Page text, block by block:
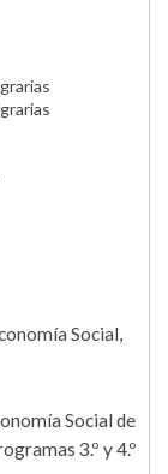
Social,
Social de
3.º y 4.º